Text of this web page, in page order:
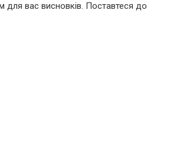
вас висновків. Поставтеся до